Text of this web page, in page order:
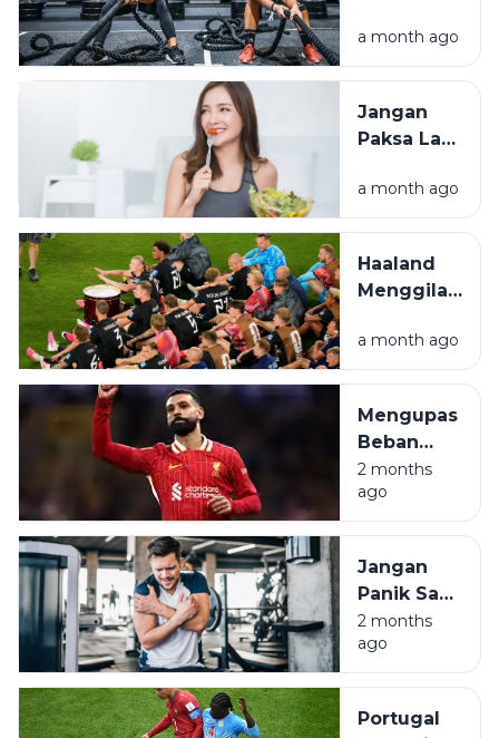
Ini Alasan
Kenapa
Menjadi
Populer
a month ago
Jangan
Paksa Lari
Lapar!
Simak
Sarapan
Simpel
a month ago
Haaland
Menggila
Jersey,
Norwegia
Tiket 32
Besar
a month ago
Mengupas
Beban
Berat di
Pundak
Mohamed
untuk
Mesir
2 months
ago
Jangan
Panik Saat
Otot Kaku,
Pahami
DOMS
Olahraga
2 months
ago
Portugal